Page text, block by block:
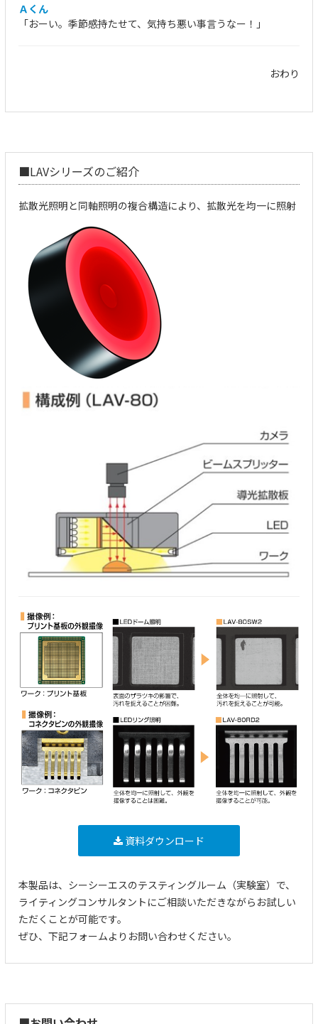
Ａくん
「おーい。季節感持たせて、気持ち悪い事言うなー！」
おわり
■LAVシリーズのご紹介
拡散光照明と同軸照明の複合構造により、拡散光を均一に照射
資料ダウンロード
本製品は、シーシーエスのテスティングルーム（実験室）で、
ライティングコンサルタントにご相談いただきながらお試しい
ただくことが可能です。
ぜひ、下記フォームよりお問い合わせください。